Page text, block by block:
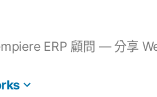
ERP 顧問 — 分享